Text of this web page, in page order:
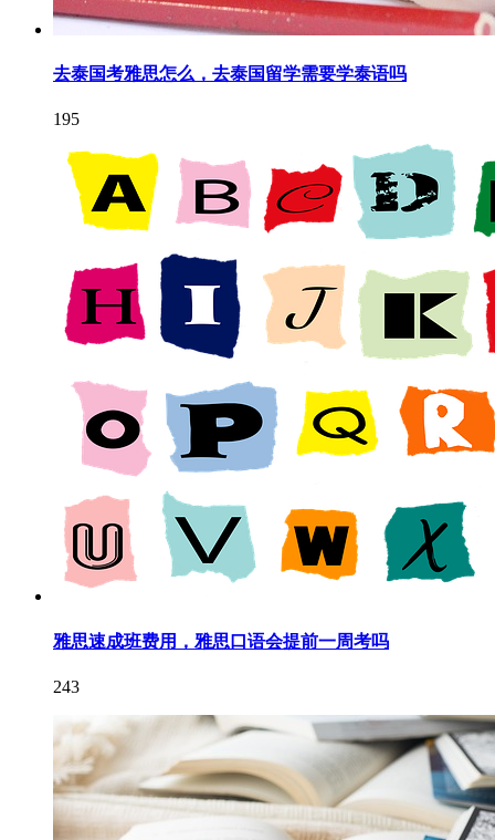
去泰国考雅思怎么，去泰国留学需要学泰语吗
195
雅思速成班费用，雅思口语会提前一周考吗
243